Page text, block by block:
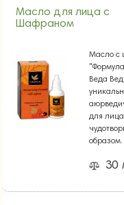
Масло для лица с
Шафраном
Масло с
Веда
для
30